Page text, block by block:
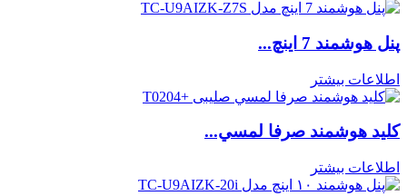
پنل هوشمند 7 اینچ...
اطلاعات بیشتر
كليد هوشمند صرفا لمسي...
اطلاعات بیشتر